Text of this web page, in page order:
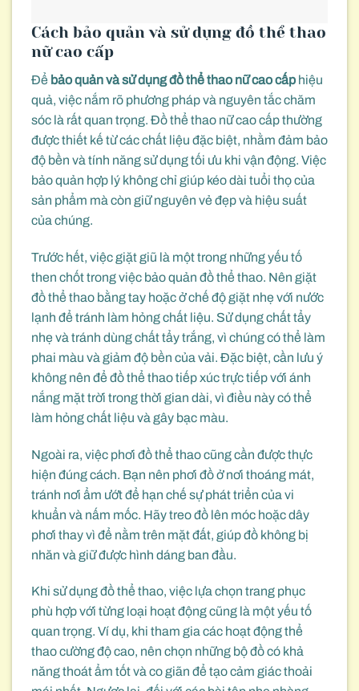
Cách bảo quản và sử dụng đồ thể thao
nữ cao cấp
Để bảo quản và sử dụng đồ thể thao nữ cao cấp hiệu
quả, việc nắm rõ phương pháp và nguyên tắc chăm
sóc là rất quan trọng. Đồ thể thao nữ cao cấp thường
được thiết kế từ các chất liệu đặc biệt, nhằm đảm bảo
độ bền và tính năng sử dụng tối ưu khi vận động. Việc
bảo quản hợp lý không chỉ giúp kéo dài tuổi thọ của
sản phẩm mà còn giữ nguyên vẻ đẹp và hiệu suất
của chúng.
Trước hết, việc giặt giũ là một trong những yếu tố
then chốt trong việc bảo quản đồ thể thao. Nên giặt
đồ thể thao bằng tay hoặc ở chế độ giặt nhẹ với nước
lạnh để tránh làm hỏng chất liệu. Sử dụng chất tẩy
nhẹ và tránh dùng chất tẩy trắng, vì chúng có thể làm
phai màu và giảm độ bền của vải. Đặc biệt, cần lưu ý
không nên để đồ thể thao tiếp xúc trực tiếp với ánh
nắng mặt trời trong thời gian dài, vì điều này có thể
làm hỏng chất liệu và gây bạc màu.
Ngoài ra, việc phơi đồ thể thao cũng cần được thực
hiện đúng cách. Bạn nên phơi đồ ở nơi thoáng mát,
tránh nơi ẩm ướt để hạn chế sự phát triển của vi
khuẩn và nấm mốc. Hãy treo đồ lên móc hoặc dây
phơi thay vì để nằm trên mặt đất, giúp đồ không bị
nhăn và giữ được hình dáng ban đầu.
Khi sử dụng đồ thể thao, việc lựa chọn trang phục
phù hợp với từng loại hoạt động cũng là một yếu tố
quan trọng. Ví dụ, khi tham gia các hoạt động thể
thao cường độ cao, nên chọn những bộ đồ có khả
năng thoát ẩm tốt và co giãn để tạo cảm giác thoải